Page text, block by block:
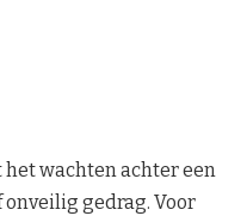
wachten achter een
gedrag. Voor